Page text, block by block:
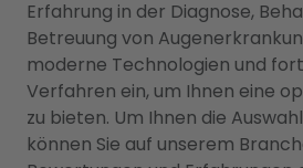
Erfahrung in der Diagnose,
Betreuung von
moderne Technologien und
Verfahren ein, um Ihnen eine
zu bieten. Um Ihnen die
können Sie auf unserem